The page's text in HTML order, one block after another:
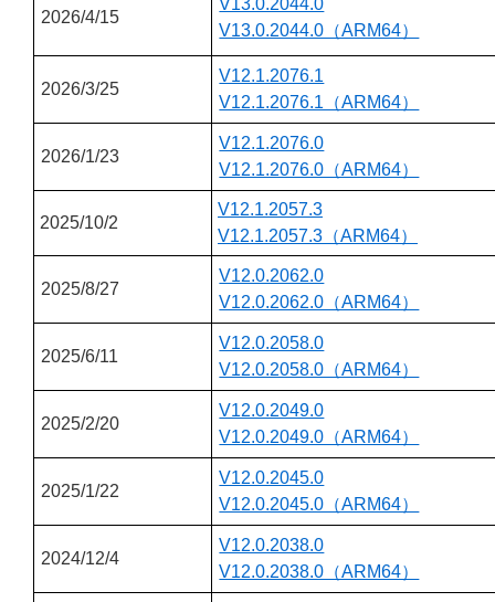
2026/4/15
V13.0.2044.0
V13.0.2044.0（ARM64）
2026/3/25
V12.1.2076.1
V12.1.2076.1（ARM64）
2026/1/23
V12.1.2076.0
V12.1.2076.0（ARM64）
2025/10/2
V12.1.2057.3
V12.1.2057.3（ARM64）
2025/8/27
V12.0.2062.0
V12.0.2062.0（ARM64）
2025/6/11
V12.0.2058.0
V12.0.2058.0（ARM64）
2025/2/20
V12.0.2049.0
V12.0.2049.0（ARM64）
2025/1/22
V12.0.2045.0
V12.0.2045.0（ARM64）
2024/12/4
V12.0.2038.0
V12.0.2038.0（ARM64）